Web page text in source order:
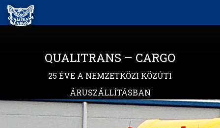
QUALITRANS – CARGO
25 ÉVE A NEMZETKÖZI KÖZÚTI
ÁRUSZÁLLÍTÁSBAN